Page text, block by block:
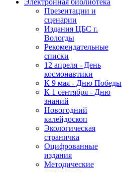
Электронная библиотека
Презентации и
сценарии
Издания ЦБС г.
Вологды
Рекомендательные
списки
12 апреля - День
космонавтики
К 9 мая - Дню Победы
К 1 сентября - Дню
знаний
Новогодний
калейдоскоп
Экологическая
страничка
Оцифрованные
издания
Методические